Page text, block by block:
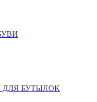
БУТЫЛОК